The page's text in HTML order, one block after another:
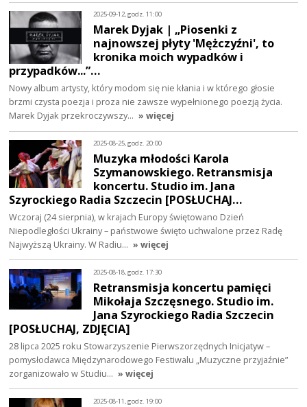
2025-09-12, godz. 11:00
Marek Dyjak | „Piosenki z
najnowszej płyty 'Mężczyźni', to
kronika moich wypadków i
przypadków...”…
Nowy album artysty, który modom się nie kłania i w którego głosie
brzmi czysta poezja i proza nie zawsze wypełnionego poezją życia.
Marek Dyjak przekroczywszy… » więcej
2025-08-25, godz. 20:00
Muzyka młodości Karola
Szymanowskiego. Retransmisja
koncertu. Studio im. Jana
Szyrockiego Radia Szczecin [POSŁUCHAJ…
Wczoraj (24 sierpnia), w krajach Europy świętowano Dzień
Niepodległości Ukrainy – państwowe święto uchwalone przez Radę
Najwyższą Ukrainy. W Radiu… » więcej
2025-08-18, godz. 17:30
Retransmisja koncertu pamięci
Mikołaja Szczęsnego. Studio im.
Jana Szyrockiego Radia Szczecin
[POSŁUCHAJ, ZDJĘCIA]
28 lipca 2025 roku Stowarzyszenie Pierwszorzędnych Inicjatyw –
pomysłodawca Międzynarodowego Festiwalu „Muzyczne przyjaźnie”
zorganizowało w Studiu… » więcej
2025-08-11, godz. 19:00